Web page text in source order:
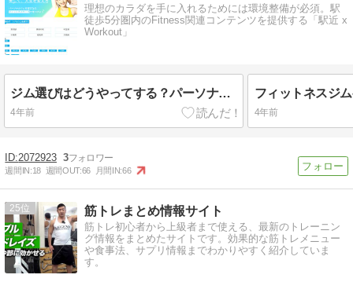
理想のカラダを手に入れるためには環境整備が必須。駅
徒歩5分圏内のFitness関連コンテンツを提供する「駅近 x
Workout」
ジム選びはどうやってする？パーソナルジムの情報メディアフィットネスサーチについて
4年前 4年前
2072923 3
週間IN:18 週間OUT:66 月間IN:66
25 筋トレまとめ情報サイト
筋トレ初心者から上級者まで使える、最新のトレーニン
グ情報をまとめたサイトです。効果的な筋トレメニュー
や食事法、サプリ情報までわかりやすく紹介していま
す。